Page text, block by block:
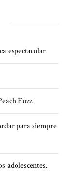
espectacular
Fuzz
para siempre
adolescentes.